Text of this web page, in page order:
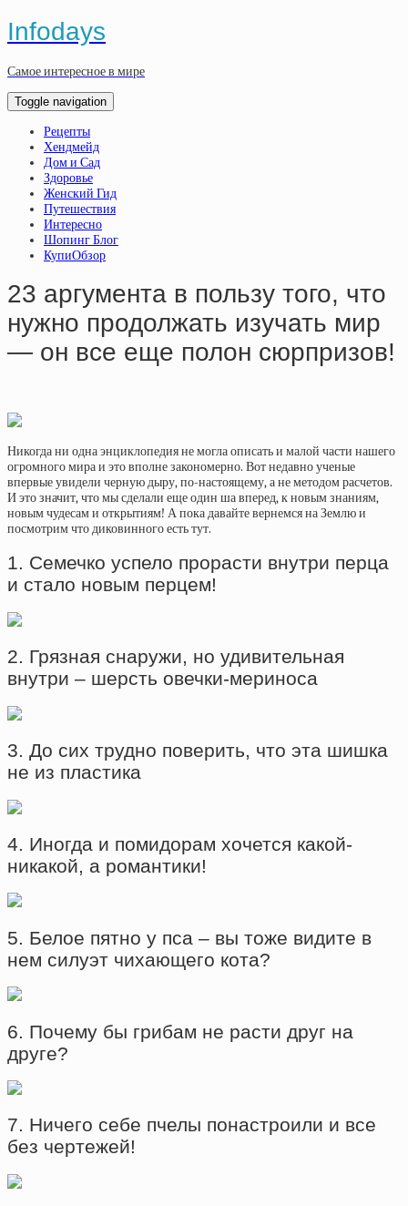
Infodays
Самое интересное в мире
Toggle navigation
Рецепты
Хендмейд
Дом и Сад
Здоровье
Женский Гид
Путешествия
Интересно
Шопинг Блог
КупиОбзор
23 аргумента в пользу того, что
нужно продолжать изучать мир
— он все еще полон сюрпризов!
Никогда ни одна энциклопедия не могла описать и малой части нашего
огромного мира и это вполне закономерно. Вот недавно ученые
впервые увидели черную дыру, по-настоящему, а не методом расчетов.
И это значит, что мы сделали еще один ша вперед, к новым знаниям,
новым чудесам и открытиям! А пока давайте вернемся на Землю и
посмотрим что диковинного есть тут.
1. Семечко успело прорасти внутри перца
и стало новым перцем!
2. Грязная снаружи, но удивительная
внутри – шерсть овечки-мериноса
3. До сих трудно поверить, что эта шишка
не из пластика
4. Иногда и помидорам хочется какой-
никакой, а романтики!
5. Белое пятно у пса – вы тоже видите в
нем силуэт чихающего кота?
6. Почему бы грибам не расти друг на
друге?
7. Ничего себе пчелы понастроили и все
без чертежей!